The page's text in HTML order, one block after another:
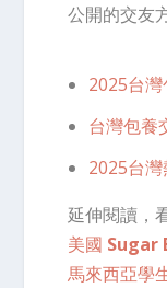
公開的交友
2025台
台灣包養
2025台
延伸閱讀，
美國 Sugar
馬來西亞學